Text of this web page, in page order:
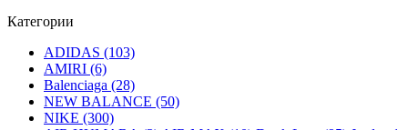
Категории
ADIDAS (103)
AMIRI (6)
Balenciaga (28)
NEW BALANCE (50)
NIKE (300)